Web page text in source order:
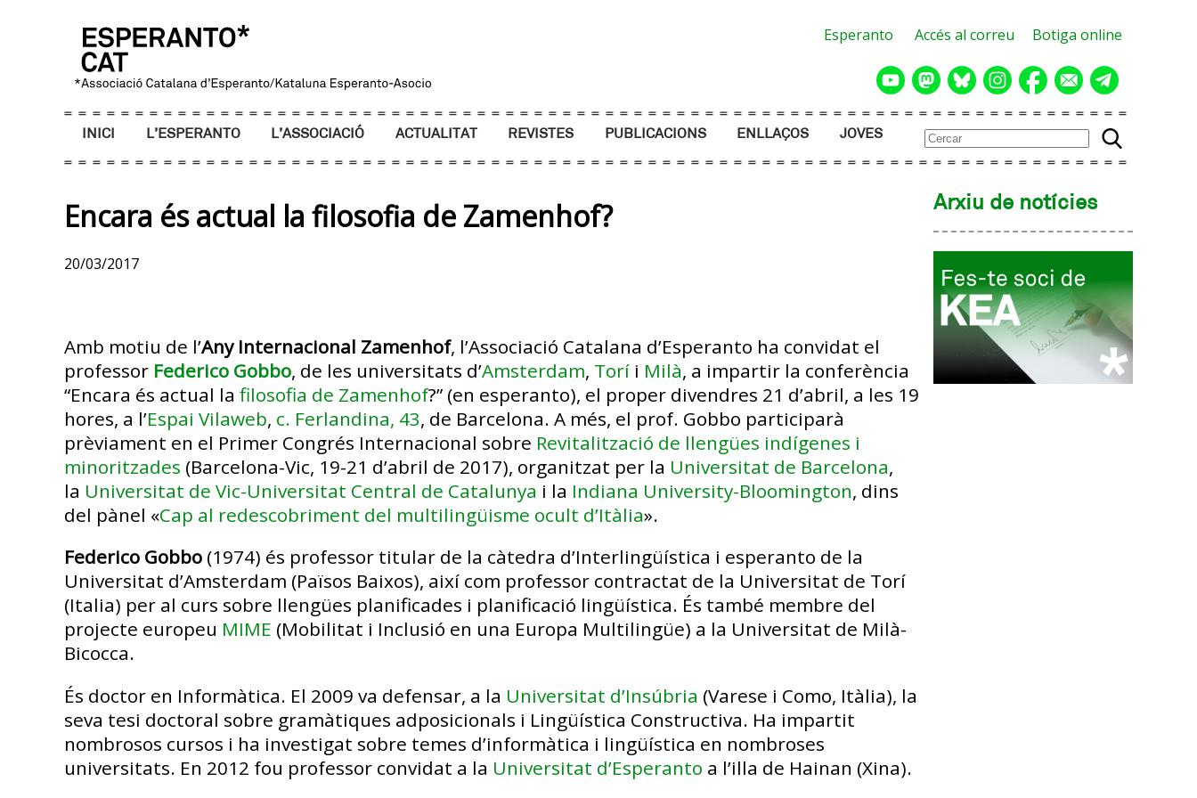
Esperanto Accés al correu Botiga online
INICI L’ESPERANTO L’ASSOCIACIÓ ACTUALITAT REVISTES PUBLICACIONS ENLLAÇOS JOVES
Encara és actual la filosofia de Zamenhof?
20/03/2017
Amb motiu de l’Any Internacional Zamenhof, l’Associació Catalana d’Esperanto ha convidat el
professor Federico Gobbo, de les universitats d’Amsterdam, Torí i Milà, a impartir la conferència
“Encara és actual la filosofia de Zamenhof?” (en esperanto), el proper divendres 21 d’abril, a les 19
hores, a l’Espai Vilaweb, c. Ferlandina, 43, de Barcelona. A més, el prof. Gobbo participarà
prèviament en el Primer Congrés Internacional sobre Revitalització de llengües indígenes i
minoritzades (Barcelona-Vic, 19-21 d’abril de 2017), organitzat per la Universitat de Barcelona,
la Universitat de Vic-Universitat Central de Catalunya i la Indiana University-Bloomington, dins
del pànel «Cap al redescobriment del multilingüisme ocult d’Itàlia».
Federico Gobbo (1974) és professor titular de la càtedra d’Interlingüística i esperanto de la
Universitat d’Amsterdam (Països Baixos), així com professor contractat de la Universitat de Torí
(Italia) per al curs sobre llengües planificades i planificació lingüística. És també membre del
projecte europeu MIME (Mobilitat i Inclusió en una Europa Multilingüe) a la Universitat de Milà-
Bicocca.
És doctor en Informàtica. El 2009 va defensar, a la Universitat d’Insúbria (Varese i Como, Itàlia), la
seva tesi doctoral sobre gramàtiques adposicionals i Lingüística Constructiva. Ha impartit
nombrosos cursos i ha investigat sobre temes d’informàtica i lingüística en nombroses
universitats. En 2012 fou professor convidat a la Universitat d’Esperanto a l’illa de Hainan (Xina).
Arxiu de notícies